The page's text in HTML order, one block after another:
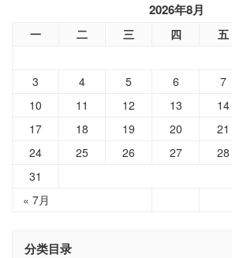
2026年8月
一 二 三 四 五
« 7月
3
4 5 6 7
10
11 12 13 14
17
18 19 20 21
24
25 26 27 28
31
分类目录